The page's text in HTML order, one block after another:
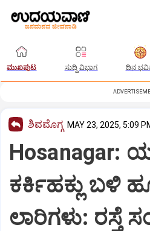
ಮುಖಪುಟ ಸುದ್ದಿ ವಿಭಾಗ ದಿನ
ಶಿವಮೊಗ್ಗ MAY 23, 2025, 5:09
Hosanagar:
ಕರ್ಕಿಹಕ್ಲು ಬಳಿ
ಲಾರಿಗಳು: ರಸ್ತೆ